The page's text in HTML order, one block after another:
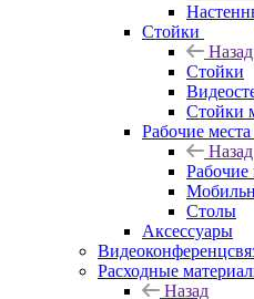
Стойки
Назад
Стойки
Стойки
Рабочие места
Назад
Рабочие
Столы
Аксессуары
Расходные
Назад